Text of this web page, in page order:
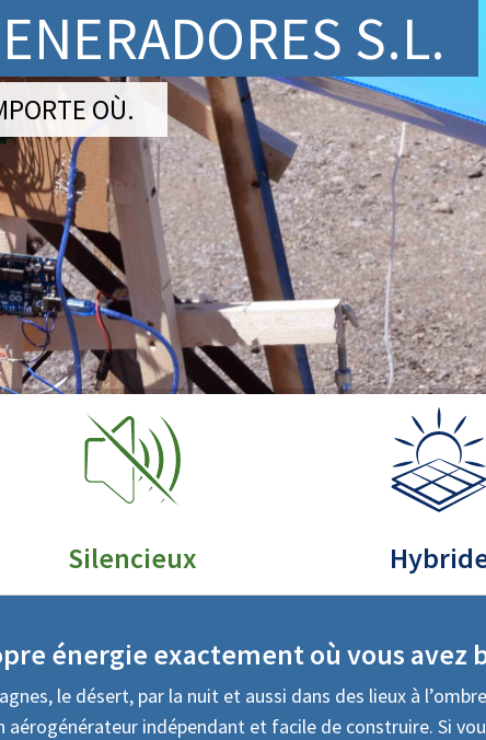
S.L.
OÙ.
Silencieux
énergie exactement où vous avez
le désert, par la nuit et aussi dans des lieux à
indépendant et facile de construire. Si